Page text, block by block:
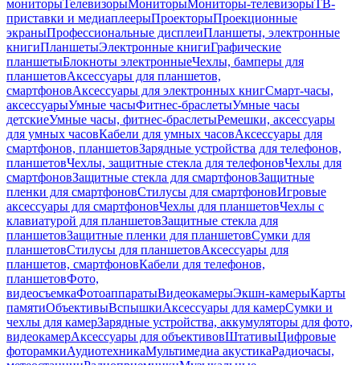
мониторыТелевизорыМониторыМониторы-телевизорыТВ-
приставки и медиаплеерыПроекторыПроекционные
экраныПрофессиональные дисплеиПланшеты, электронные
книгиПланшетыЭлектронные книгиГрафические
планшетыБлокноты электронныеЧехлы, бамперы для
планшетовАксессуары для планшетов,
смартфоновАксессуары для электронных книгСмарт-часы,
аксессуарыУмные часыФитнес-браслетыУмные часы
детскиеУмные часы, фитнес-браслетыРемешки, аксессуары
для умных часовКабели для умных часовАксессуары для
смартфонов, планшетовЗарядные устройства для телефонов,
планшетовЧехлы, защитные стекла для телефоновЧехлы для
смартфоновЗащитные стекла для смартфоновЗащитные
пленки для смартфоновСтилусы для смартфоновИгровые
аксессуары для смартфоновЧехлы для планшетовЧехлы с
клавиатурой для планшетовЗащитные стекла для
планшетовЗащитные пленки для планшетовСумки для
планшетовСтилусы для планшетовАксессуары для
планшетов, смартфоновКабели для телефонов,
планшетовФото,
видеосъемкаФотоаппаратыВидеокамерыЭкшн-камерыКарты
памятиОбъективыВспышкиАксессуары для камерСумки и
чехлы для камерЗарядные устройства, аккумуляторы для фото,
видеокамерАксессуары для объективовШтативыЦифровые
фоторамкиАудиотехникаМультимедиа акустикаРадиочасы,